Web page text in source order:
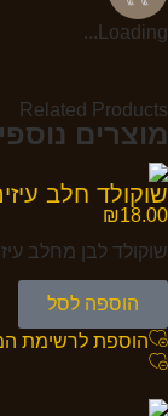
Loading...
Related Products
מוצרים
שוקולד חלב
₪18.00
שוקולד לבן מחלב
הוספה לסל
הוספת לרשימת